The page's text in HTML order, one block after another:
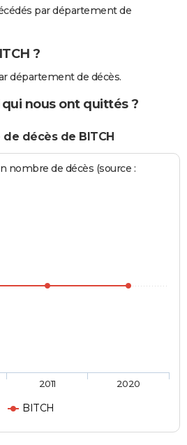
par département de
?
département de décès.
nous ont quittés ?
décès de BITCH
nombre de décès (source :
BITCH
2011 2020